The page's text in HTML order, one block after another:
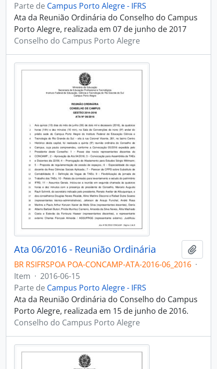
Parte de Campus Porto Alegre - IFRS
Ata da Reunião Ordinária do Conselho do Campus
Porto Alegre, realizada em 07 de junho de 2017
Conselho do Campus Porto Alegre
Ata 06/2016 - Reunião Ordinária
BR RSIFRSPOA POA-CONCAMP-ATA-2016-06_2016 ·
Item · 2016-06-15
Parte de Campus Porto Alegre - IFRS
Ata da Reunião Ordinária do Conselho do Campus
Porto Alegre, realizada em 15 de junho de 2016.
Conselho do Campus Porto Alegre